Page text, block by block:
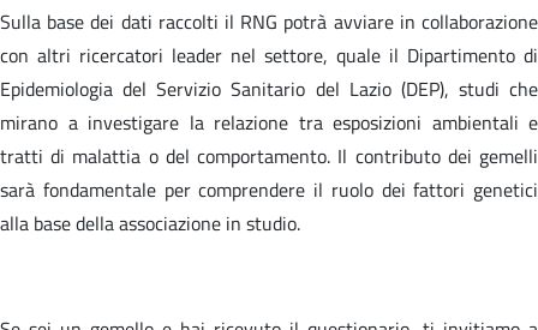
Sulla base dei dati raccolti il RNG potrà avviare in collaborazione
con altri ricercatori leader nel settore, quale il Dipartimento di
Epidemiologia del Servizio Sanitario del Lazio (DEP), studi che
mirano a investigare la relazione tra esposizioni ambientali e
tratti di malattia o del comportamento. Il contributo dei gemelli
sarà fondamentale per comprendere il ruolo dei fattori genetici
alla base della associazione in studio.